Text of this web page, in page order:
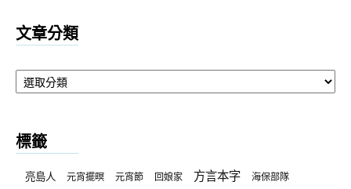
文章分類
文
章
標籤
亮島人 元宵擺暝 元宵節 回娘家 方言本字 海保部隊